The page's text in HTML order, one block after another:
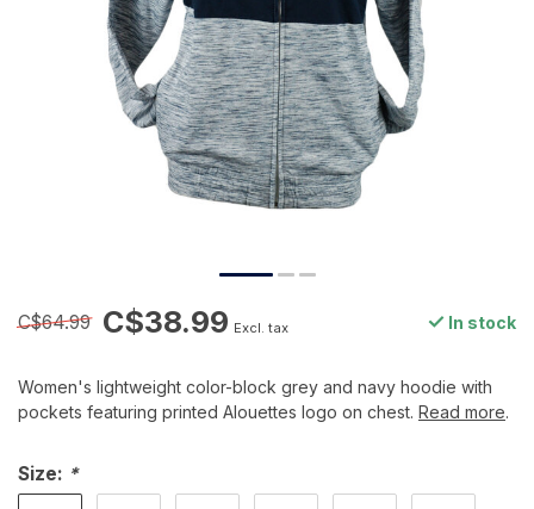
C$64.99 C$38.99 Excl. tax In stock
Women's lightweight color-block grey and navy hoodie with
pockets featuring printed Alouettes logo on chest. Read more.
Size: *